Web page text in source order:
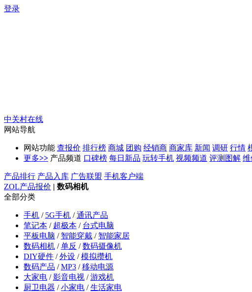
登录
中关村在线
网站导航
网站功能 查报价 排行榜 商城 团购 经销商 商家库 新闻 调研 行情
更多>> 产品频道 口碑榜 每日新品 玩转手机 视频频道 评测图解 维
产品排行 产品入库 广告联盟 手机客户端
ZOL产品报价 | 数码相机
全部分类
手机 / 5G手机 /通讯产品
笔记本 / 超极本 / 台式电脑
平板电脑 / 智能穿戴 / 智能家居
数码相机 /单反 /数码摄像机
DIY硬件 /外设 /模拟攒机
数码产品 /MP3 /移动电源
大家电 /影音电视 /游戏机
厨卫电器 /小家电 /生活家电